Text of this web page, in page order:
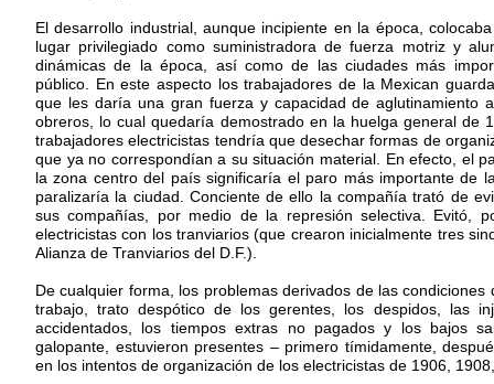
El desarrollo industrial, aunque incipiente en la época,
lugar privilegiado como suministradora de fuerza motriz y
dinámicas de la época, así como de las ciudades más
público. En este aspecto los trabajadores de la Mexican
que les daría una gran fuerza y capacidad de aglutinamiento
obreros, lo cual quedaría demostrado en la huelga general de
trabajadores electricistas tendría que desechar formas de
que ya no correspondían a su situación material. En efecto, el
la zona centro del país significaría el paro más importante de
paralizaría la ciudad. Conciente de ello la compañía trató de
sus compañías, por medio de la represión selectiva. Evitó,
electricistas con los tranviarios (que crearon inicialmente tres
Alianza de Tranviarios del D.F.).
De cualquier forma, los problemas derivados de las
trabajo, trato despótico de los gerentes, los despidos, las
accidentados, los tiempos extras no pagados y los bajos
galopante, estuvieron presentes – primero tímidamente,
en los intentos de organización de los electricistas de 1906,